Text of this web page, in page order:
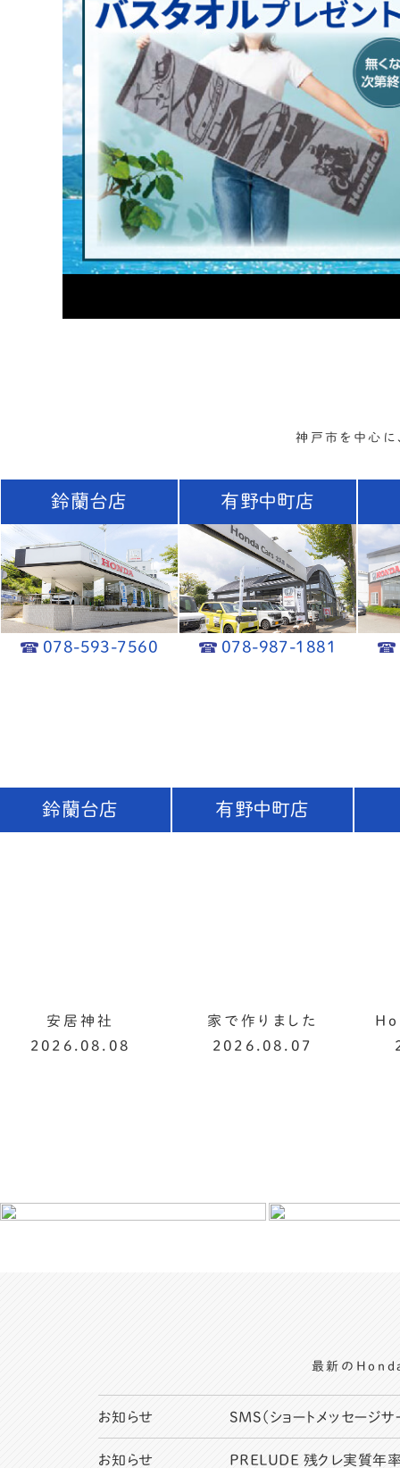
神戸市を中心
鈴蘭台店
078-593-7560
有野中町店
078-987-1881
鈴蘭台店
安居神社
2026.08.08
有野中町店
家で作りました
2026.08.07
最新のHonda
お知らせ SMS（ショートメッセージ
お知らせ PRELUDE 残クレ実質年